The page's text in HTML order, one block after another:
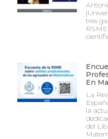
tres
En
La
la
del